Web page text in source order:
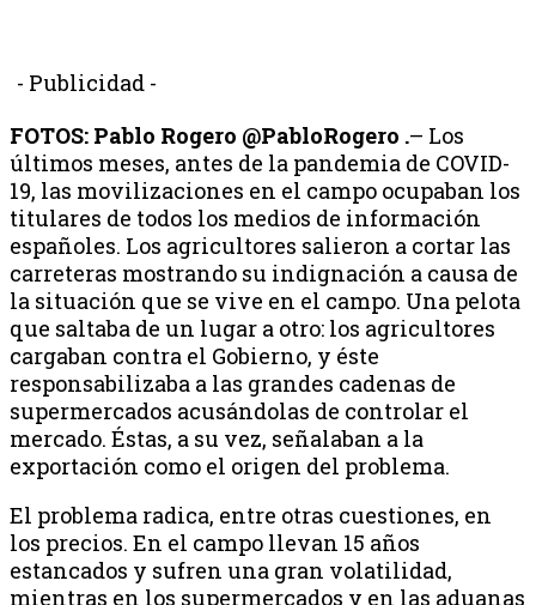
- Publicidad -
FOTOS: Pablo Rogero @PabloRogero .– Los
últimos meses, antes de la pandemia de COVID-
19, las movilizaciones en el campo ocupaban los
titulares de todos los medios de información
españoles. Los agricultores salieron a cortar las
carreteras mostrando su indignación a causa de
la situación que se vive en el campo. Una pelota
que saltaba de un lugar a otro: los agricultores
cargaban contra el Gobierno, y éste
responsabilizaba a las grandes cadenas de
supermercados acusándolas de controlar el
mercado. Éstas, a su vez, señalaban a la
exportación como el origen del problema.
El problema radica, entre otras cuestiones, en
los precios. En el campo llevan 15 años
estancados y sufren una gran volatilidad,
mientras en los supermercados y en las aduanas